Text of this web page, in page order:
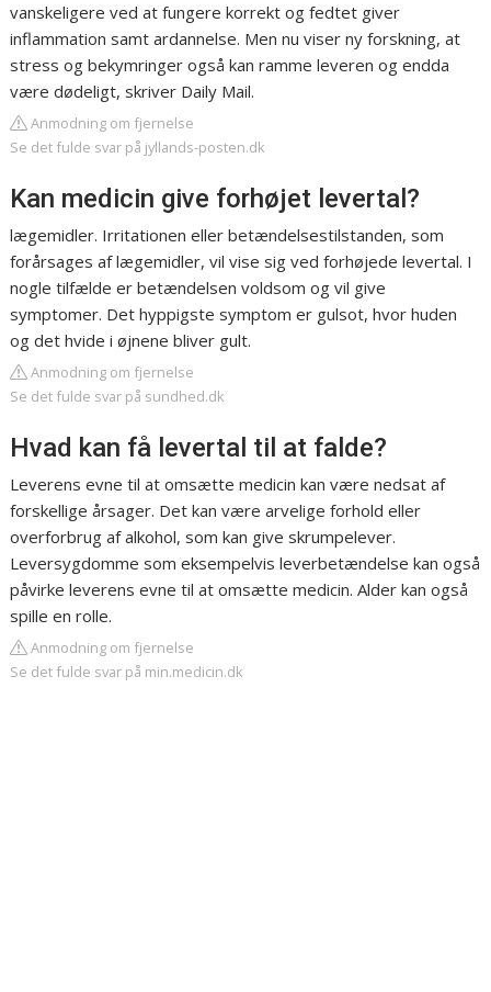
vanskeligere ved at fungere korrekt og fedtet giver
inflammation samt ardannelse. Men nu viser ny forskning, at
stress og bekymringer også kan ramme leveren og endda
være dødeligt, skriver Daily Mail.
Anmodning om fjernelse
Se det fulde svar på jyllands-posten.dk
Kan medicin give forhøjet levertal?
lægemidler. Irritationen eller betændelsestilstanden, som
forårsages af lægemidler, vil vise sig ved forhøjede levertal. I
nogle tilfælde er betændelsen voldsom og vil give
symptomer. Det hyppigste symptom er gulsot, hvor huden
og det hvide i øjnene bliver gult.
Anmodning om fjernelse
Se det fulde svar på sundhed.dk
Hvad kan få levertal til at falde?
Leverens evne til at omsætte medicin kan være nedsat af
forskellige årsager. Det kan være arvelige forhold eller
overforbrug af alkohol, som kan give skrumpelever.
Leversygdomme som eksempelvis leverbetændelse kan også
påvirke leverens evne til at omsætte medicin. Alder kan også
spille en rolle.
Anmodning om fjernelse
Se det fulde svar på min.medicin.dk